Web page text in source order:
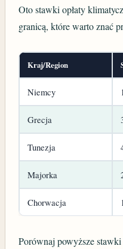
Oto stawki opłaty
granicą, które warto znać
Kraj/Region
Niemcy
Grecja
Tunezja
Majorka
Chorwacja
Porównaj powyższe